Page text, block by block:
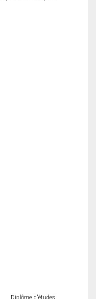
Diplôme d'études